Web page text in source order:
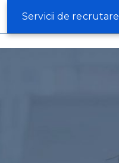
Servicii de recrutare